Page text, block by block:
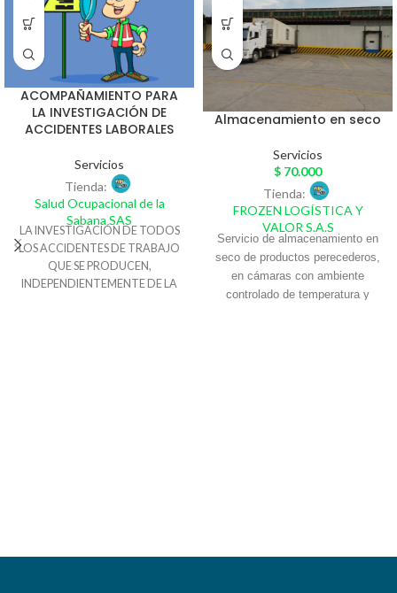
ACOMPAÑAMIENTO PARA
LA INVESTIGACIÓN DE
ACCIDENTES LABORALES
Servicios
Tienda:
Salud Ocupacional de la
Sabana SAS
LA INVESTIGACIÓN DE TODOS
LOS ACCIDENTES DE TRABAJO
QUE SE PRODUCEN,
INDEPENDIENTEMENTE DE LA
Almacenamiento en seco
Servicios
$ 70.000
Tienda:
FROZEN LOGÍSTICA Y
VALOR S.A.S
Servicio de almacenamiento en
seco de productos perecederos,
en cámaras con ambiente
controlado de temperatura y